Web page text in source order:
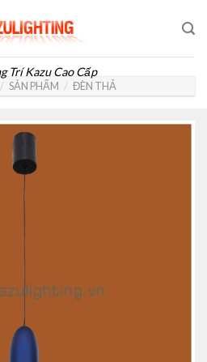
Trí Kazu Cao Cấp
/ SẢN PHẨM / ĐÈN THẢ